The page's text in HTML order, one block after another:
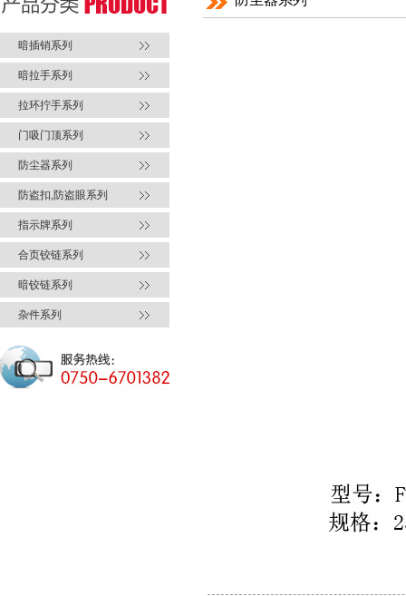
暗插销系列
暗拉手系列
拉环拧手系列
门吸门顶系列
防尘器系列
防盗扣,防盗眼系列
指示牌系列
合页铰链系列
暗铰链系列
杂件系列